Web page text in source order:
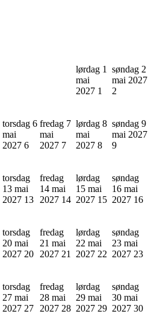
lørdag 1
mai
2027 1
søndag 2
mai 2027
2
torsdag 6
mai
2027 6
fredag 7
mai
2027 7
lørdag 8
mai
2027 8
søndag 9
mai 2027
9
torsdag
13 mai
2027 13
fredag
14 mai
2027 14
lørdag
15 mai
2027 15
søndag
16 mai
2027 16
torsdag
20 mai
2027 20
fredag
21 mai
2027 21
lørdag
22 mai
2027 22
søndag
23 mai
2027 23
torsdag
27 mai
2027 27
fredag
28 mai
2027 28
lørdag
29 mai
2027 29
søndag
30 mai
2027 30